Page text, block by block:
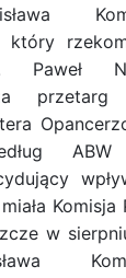
który
Paweł
ABW
Komisja
w